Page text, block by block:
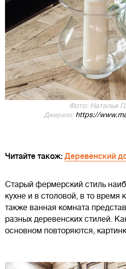
Фото: Наталья
Джерело:https://
Читайте також: Деревенский
Старый фермерский стиль
кухне и в столовой, в то время
также ванная комната
разных деревенских стилей.
основном повторяются,